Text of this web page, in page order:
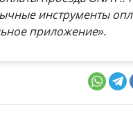
инструменты
приложение».